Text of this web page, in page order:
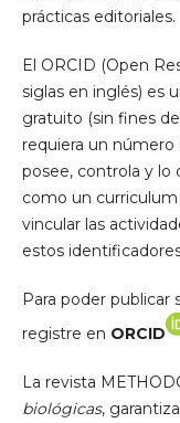
prácticas editoriales.
El ORCID (Open
siglas en inglés) es
gratuito (sin fines
requiera un
posee, controla y lo
como un
vincular las
estos
Para poder publicar
registre en ORCID
La revista
biológicas,